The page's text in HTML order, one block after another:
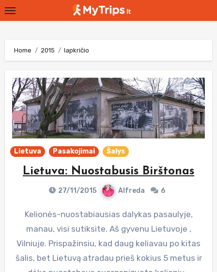
Skip
to
Home 2015 lapkričio
Lietuva Pasakojimai Šalys
Lietuva: Nuostabusis Birštonas
27/11/2015 Alfreda 6
Kelionės-nuostabiausias dalykas pasaulyje,
manau, visi sutiksite. Aš gyvenu Lietuvoje ,
Vilniuje. Prispažinsiu, kad daug keliavau po kitas
šalis, bet Lietuvą atradau prieš kokius 5 metus ir